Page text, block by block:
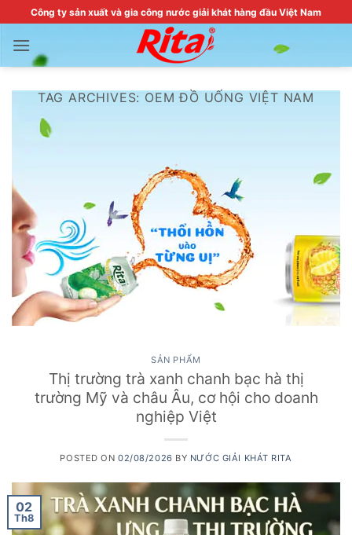
to
content
Công ty sản xuất và gia công nước giải khát hàng đầu Việt Nam
TAG ARCHIVES: OEM ĐỒ UỐNG VIỆT NAM
SẢN PHẨM
Thị trường trà xanh chanh bạc hà thị
trường Mỹ và châu Âu, cơ hội cho doanh
nghiệp Việt
POSTED ON02/08/2026 BY NƯỚC GIẢI KHÁT RITA
02
Th8